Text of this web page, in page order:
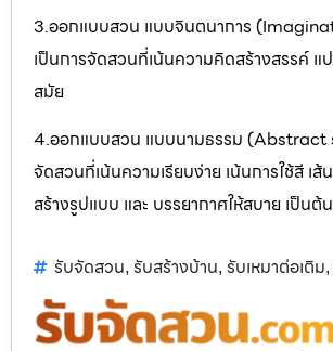
3.ออกแบบสวน แบบจินตนาการ
เป็นการจัดสวนที่เน้นความคิดสร้างสรรค์ แ
สมัย
4.ออกแบบสวน แบบนามธรรม (Abstract
จัดสวนที่เน้นความเรียบง่าย เน้นการใช้สี เส้
สร้างรูปแบบ และ บรรยากาศให้สบาย เป็นต้น
รับจัดสวน, รับสร้างบ้าน, รับเหมาต่อเติม,